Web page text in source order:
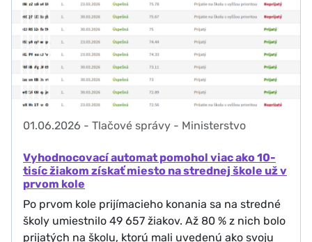
01.06.2026 - Tlačové správy - Ministerstvo
Vyhodnocovací automat pomohol viac ako 10-
tisíc žiakom získať miesto na strednej škole už v
prvom kole
Po prvom kole prijímacieho konania sa na stredné
školy umiestnilo 49 657 žiakov. Až 80 % z nich bolo
prijatých na školu, ktorú mali uvedenú ako svoju